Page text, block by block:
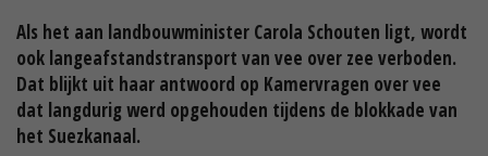
Als het aan landbouwminister Carola Schouten ligt, wordt
ook langeafstandstransport van vee over zee verboden.
Dat blijkt uit haar antwoord op Kamervragen over vee
dat langdurig werd opgehouden tijdens de blokkade van
het Suezkanaal.